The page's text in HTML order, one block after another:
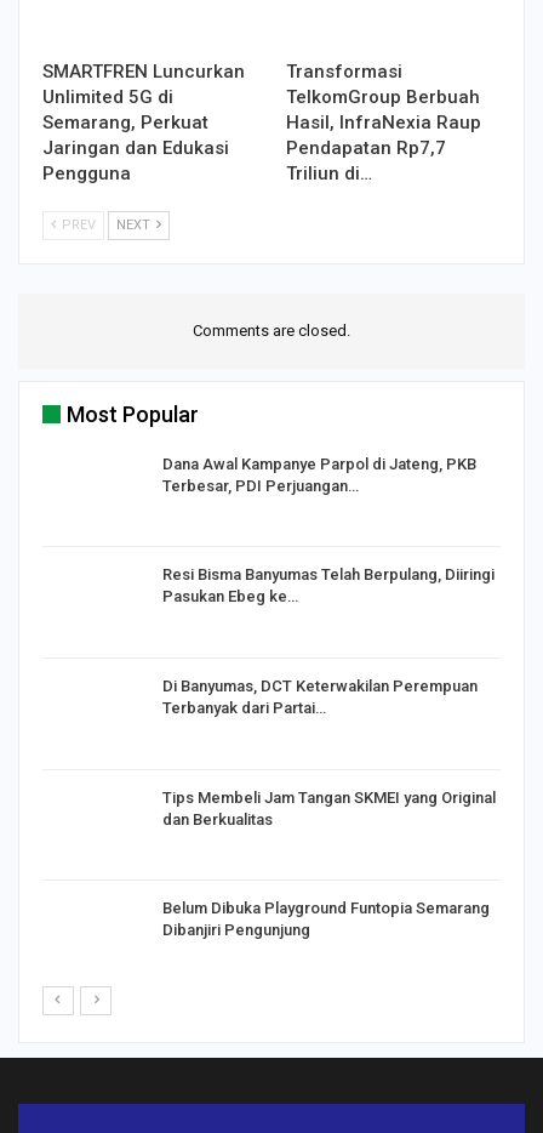
SMARTFREN Luncurkan
Unlimited 5G di
Semarang, Perkuat
Jaringan dan Edukasi
Pengguna
Transformasi
TelkomGroup Berbuah
Hasil, InfraNexia Raup
Pendapatan Rp7,7
Triliun di…
PREV NEXT
Comments are closed.
Most Popular
Dana Awal Kampanye Parpol di Jateng, PKB
Terbesar, PDI Perjuangan…
Resi Bisma Banyumas Telah Berpulang, Diiringi
Pasukan Ebeg ke…
Di Banyumas, DCT Keterwakilan Perempuan
Terbanyak dari Partai…
Tips Membeli Jam Tangan SKMEI yang Original
dan Berkualitas
Belum Dibuka Playground Funtopia Semarang
Dibanjiri Pengunjung